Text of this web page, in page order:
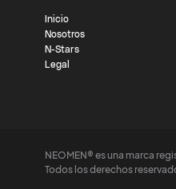
Inicio
Nosotros
N-Stars
Legal
NEOMEN® es una marca
Todos los derechos